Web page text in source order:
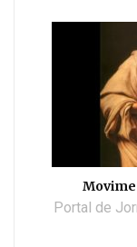
Portal de